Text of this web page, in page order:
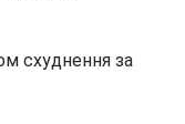
схуднення за